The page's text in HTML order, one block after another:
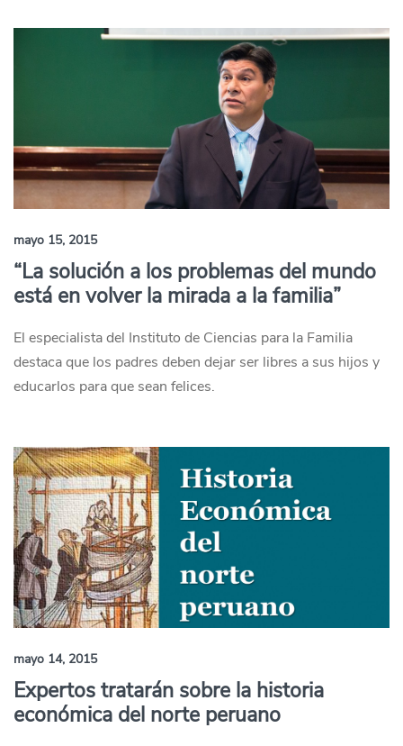
mayo 15, 2015
“La solución a los problemas del mundo
está en volver la mirada a la familia”
El especialista del Instituto de Ciencias para la Familia
destaca que los padres deben dejar ser libres a sus hijos y
educarlos para que sean felices.
mayo 14, 2015
Expertos tratarán sobre la historia
económica del norte peruano